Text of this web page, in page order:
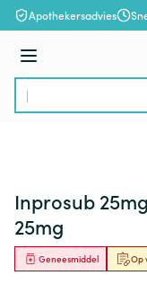
Ga naar de inhoud
Apothekersadvies
Menu
Product, merk,
Inprosub
25mg
Op
Geneesmiddel